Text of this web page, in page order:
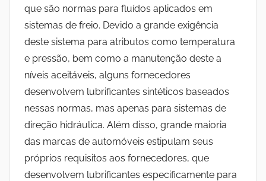
que são normas para fluídos aplicados em
sistemas de freio. Devido a grande exigência
deste sistema para atributos como temperatura
e pressão, bem como a manutenção deste a
níveis aceitáveis, alguns fornecedores
desenvolvem lubrificantes sintéticos baseados
nessas normas, mas apenas para sistemas de
direção hidráulica. Além disso, grande maioria
das marcas de automóveis estipulam seus
próprios requisitos aos fornecedores, que
desenvolvem lubrificantes especificamente para